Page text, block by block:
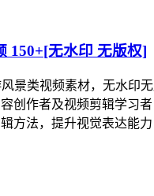
150+[无水印 无版权]
景类视频素材，无水印无
创作者及视频剪辑学习
方法，提升视觉表达能